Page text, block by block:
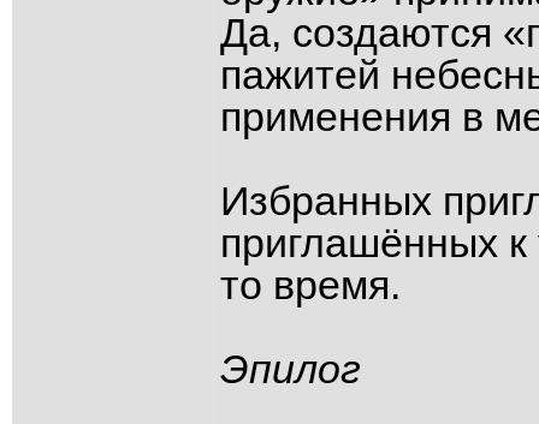
Да, создаются
пажитей
применения в
Избранных
приглашённых
то время.
Эпилог